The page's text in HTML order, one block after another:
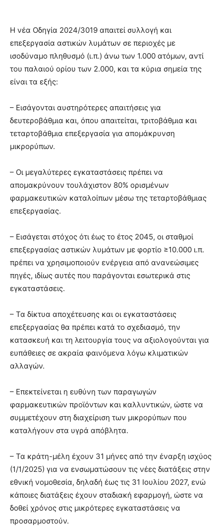
Η νέα Οδηγία 2024/3019 απαιτεί συλλογή και
επεξεργασία αστικών λυμάτων σε περιοχές με
ισοδύναμο πληθυσμό (ι.π.) άνω των 1.000 ατόμων, αντί
του παλαιού ορίου των 2.000, και τα κύρια σημεία της
είναι τα εξής:
– Εισάγονται αυστηρότερες απαιτήσεις για
δευτεροβάθμια και, όπου απαιτείται, τριτοβάθμια και
τεταρτοβάθμια επεξεργασία για απομάκρυνση
μικρορύπων.
– Οι μεγαλύτερες εγκαταστάσεις πρέπει να
απομακρύνουν τουλάχιστον 80% ορισμένων
φαρμακευτικών καταλοίπων μέσω της τεταρτοβάθμιας
επεξεργασίας.
– Εισάγεται στόχος ότι έως το έτος 2045, οι σταθμοί
επεξεργασίας αστικών λυμάτων με φορτίο ≥10.000 ι.π.
πρέπει να χρησιμοποιούν ενέργεια από ανανεώσιμες
πηγές, ιδίως αυτές που παράγονται εσωτερικά στις
εγκαταστάσεις.
– Τα δίκτυα αποχέτευσης και οι εγκαταστάσεις
επεξεργασίας θα πρέπει κατά το σχεδιασμό, την
κατασκευή και τη λειτουργία τους να αξιολογούνται για
ευπάθειες σε ακραία φαινόμενα λόγω κλιματικών
αλλαγών.
– Επεκτείνεται η ευθύνη των παραγωγών
φαρμακευτικών προϊόντων και καλλυντικών, ώστε να
συμμετέχουν στη διαχείριση των μικρορύπων που
καταλήγουν στα υγρά απόβλητα.
– Τα κράτη-μέλη έχουν 31 μήνες από την έναρξη ισχύος
(1/1/2025) για να ενσωματώσουν τις νέες διατάξεις στην
εθνική νομοθεσία, δηλαδή έως τις 31 Ιουλίου 2027, ενώ
κάποιες διατάξεις έχουν σταδιακή εφαρμογή, ώστε να
δοθεί χρόνος στις μικρότερες εγκαταστάσεις να
προσαρμοστούν.